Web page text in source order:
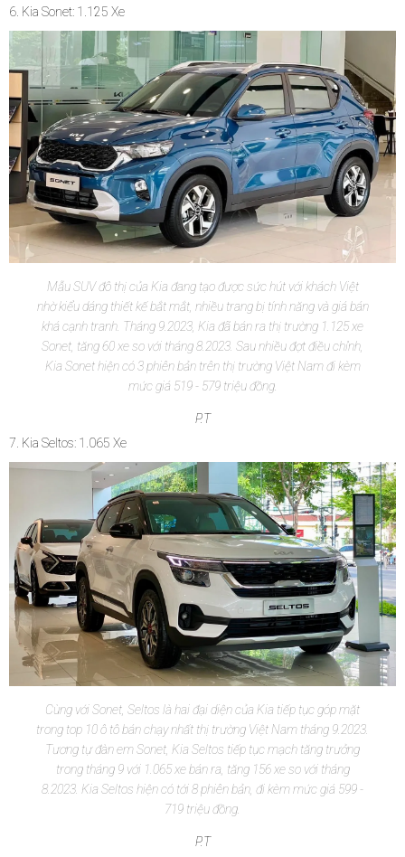
6. Kia Sonet: 1.125 Xe
Mẫu SUV đô thị của Kia đang tạo được sức hút với khách Việt
nhờ kiểu dáng thiết kế bắt mắt, nhiều trang bị tính năng và giá bán
khá cạnh tranh. Tháng 9.2023, Kia đã bán ra thị trường 1.125 xe
Sonet, tăng 60 xe so với tháng 8.2023. Sau nhiều đợt điều chỉnh,
Kia Sonet hiện có 3 phiên bản trên thị trường Việt Nam đi kèm
mức giá 519 - 579 triệu đồng.
P.T
7. Kia Seltos: 1.065 Xe
Cùng với Sonet, Seltos là hai đại diện của Kia tiếp tục góp mặt
trong top 10 ô tô bán chạy nhất thị trường Việt Nam tháng 9.2023.
Tương tự đàn em Sonet, Kia Seltos tiếp tục mạch tăng trưởng
trong tháng 9 với 1.065 xe bán ra, tăng 156 xe so với tháng
8.2023. Kia Seltos hiện có tới 8 phiên bản, đi kèm mức giá 599 -
719 triệu đồng.
P.T